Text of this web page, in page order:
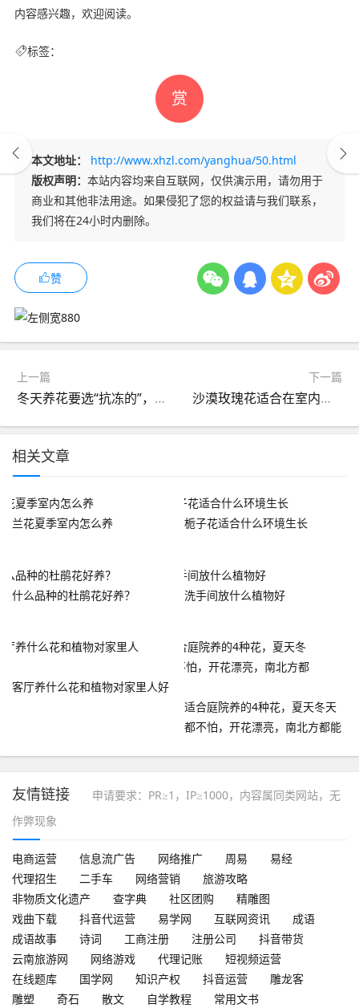
内容感兴趣，欢迎阅读。
标签：
赏
本文地址：
http://www.xhzl.com/yanghua/50.html
版权声明： 本站内容均来自互联网，仅供演示用，请勿用于
商业和其他非法用途。如果侵犯了您的权益请与我们联系，
我们将在24小时内删除。
赞
上一篇
冬天养花要选“抗冻的”，这10种就不错，养得省心，开得漂亮！
下一篇
沙漠玫瑰花适合在室内养吗 适合养殖在室内还是
相关文章
兰花夏季室内怎么养 栀子花适合什么环境生长
什么品种的杜鹃花好养？ 洗手间放什么植物好
客厅养什么花和植物对家里人好
适合庭院养的4种花，夏天冬天
都不怕，开花漂亮，南北方都能
友情链接
申请要求：PR≥1，IP≥1000，内容属同类网站，无
作弊现象
电商运营 信息流广告 网络推广 周易
易经
代理招生
二手车 网络营销
旅游攻略
非物质文化遗产
查字典 社区团购
精雕图
戏曲下载
抖音代运营 易学网 互联网资讯
成语
成语故事
诗词 工商注册 注册公司
抖音带货
云南旅游网
网络游戏 代理记账
短视频运营
在线题库
国学网 知识产权 抖音运营
雕龙客
雕塑
奇石 散文 自学教程
常用文书